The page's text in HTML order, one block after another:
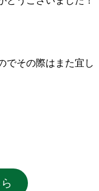
でその際はまた宜し